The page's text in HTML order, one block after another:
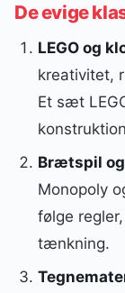
De evige
LEGO og
kreativitet,
Et sæt
Brætspil
Monopoly
følge
tænkning.